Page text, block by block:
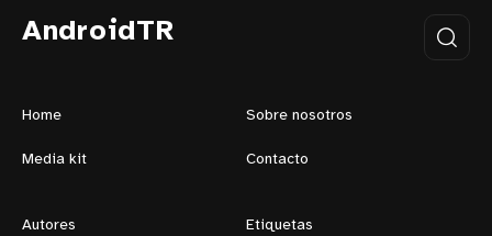
AndroidTR
Home Sobre nosotros
Media kit Contacto
Autores Etiquetas